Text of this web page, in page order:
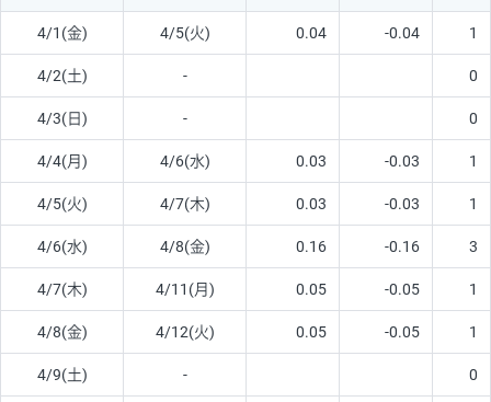
4/1(金) 4/5(火) 0.04 -0.04 1
4/2(土) - 0
4/3(日) - 0
4/4(月) 4/6(水) 0.03 -0.03 1
4/5(火) 4/7(木) 0.03 -0.03 1
4/6(水) 4/8(金) 0.16 -0.16 3
4/7(木) 4/11(月) 0.05 -0.05 1
4/8(金) 4/12(火) 0.05 -0.05 1
4/9(土) - 0